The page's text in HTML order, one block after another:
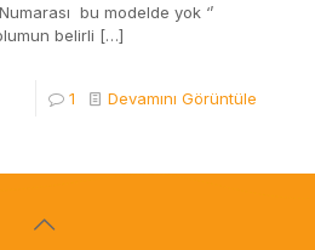
bu modelde yok ‘’
belirli […]
1 Devamını Görüntüle